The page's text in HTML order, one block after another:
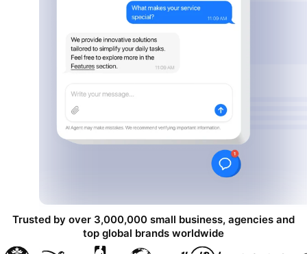
Trusted by over 3,000,000 small business, agencies and
top global brands worldwide